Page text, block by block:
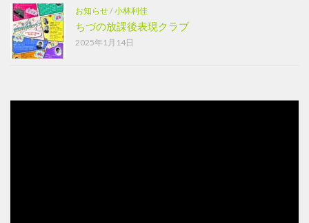
お知らせ/小林利佳
ちづの放課後表現クラブ
2025年1月14日